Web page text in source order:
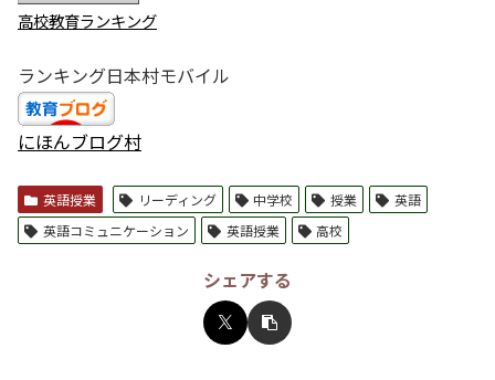
高校教育ランキング
ランキング日本村モバイル
にほんブログ村
英語授業 リーディング 中学校 授業
英語
英語コミュニケーション
英語授業 高校
シェアする